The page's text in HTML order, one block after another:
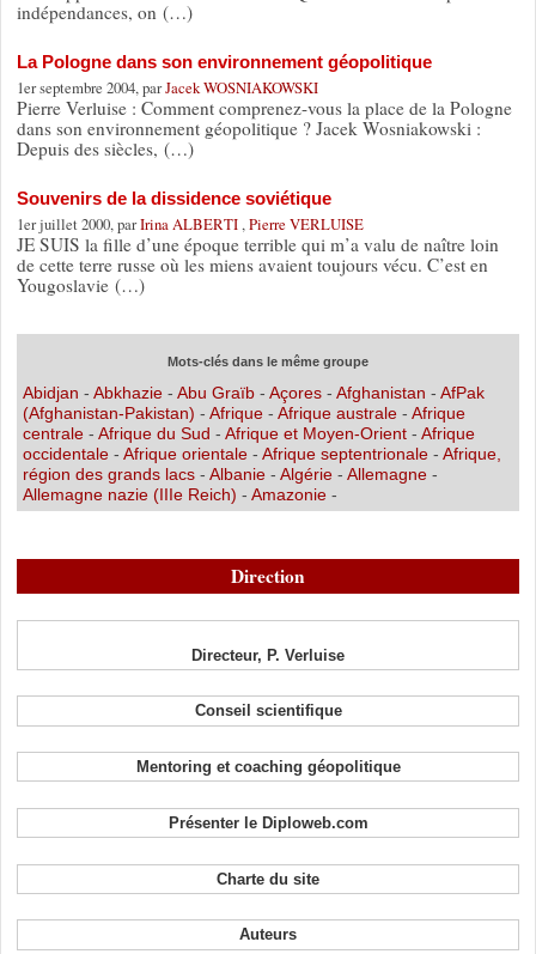
indépendances, on (…)
La Pologne dans son environnement géopolitique
1er septembre 2004, parJacek WOSNIAKOWSKI
Pierre Verluise : Comment comprenez-vous la place de la Pologne
dans son environnement géopolitique ? Jacek Wosniakowski :
Depuis des siècles, (…)
Souvenirs de la dissidence soviétique
1er juillet 2000, parIrina ALBERTI , Pierre VERLUISE
JE SUIS la fille d’une époque terrible qui m’a valu de naître loin
de cette terre russe où les miens avaient toujours vécu. C’est en
Yougoslavie (…)
Mots-clés dans le même groupe
Abidjan - Abkhazie- Abu Graïb- Açores- Afghanistan - AfPak
(Afghanistan-Pakistan) - Afrique- Afrique australe- Afrique
centrale - Afrique du Sud - Afrique et Moyen-Orient - Afrique
occidentale - Afrique orientale - Afrique septentrionale - Afrique,
région des grands lacs- Albanie - Algérie - Allemagne -
Allemagne nazie (IIIe Reich) - Amazonie-
Direction
Directeur, P. Verluise
Conseil scientifique
Mentoring et coaching géopolitique
Présenter le Diploweb.com
Charte du site
Auteurs